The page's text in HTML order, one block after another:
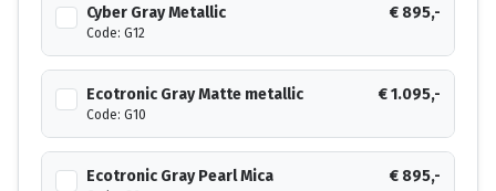
Cyber Gray Metallic
Code: G12
€ 895,-
Ecotronic Gray Matte metallic
Code: G10
€ 1.095,-
Ecotronic Gray Pearl Mica € 895,-